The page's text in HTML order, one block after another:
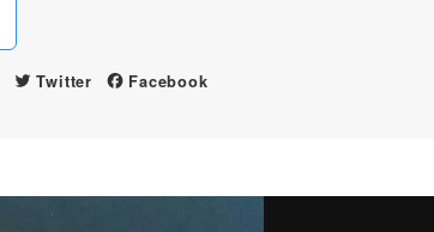
Twitter Facebook